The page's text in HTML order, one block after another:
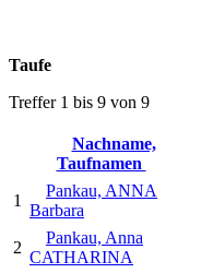
Taufe
Treffer 1 bis 9 von 9
Nachname,
Taufnamen
1
Pankau, ANNA
Barbara
2
Pankau, Anna
CATHARINA